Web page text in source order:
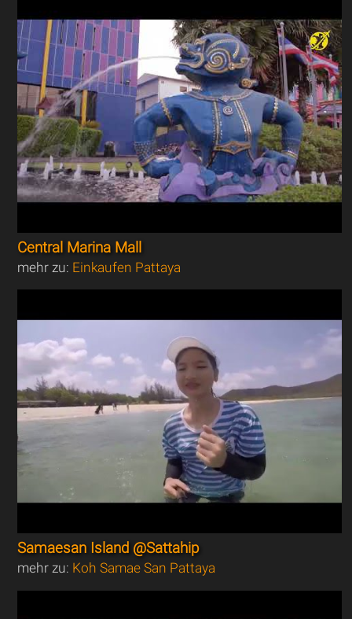
Central Marina Mall
mehr zu: Einkaufen Pattaya
Samaesan Island @Sattahip
mehr zu: Koh Samae San Pattaya